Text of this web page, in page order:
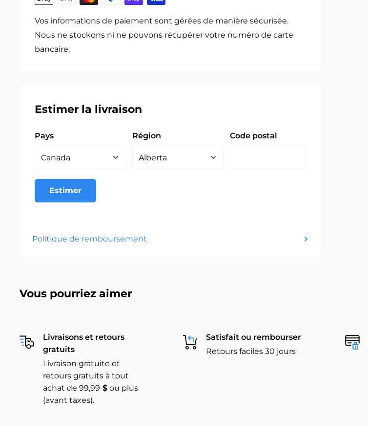
Vos informations de paiement sont gérées de manière sécurisée.
Nous ne stockons ni ne pouvons récupérer votre numéro de carte
bancaire.
Estimer la livraison
Pays Région Code postal
Estimer
Politique de remboursement
Vous pourriez aimer
Livraisons et retours
gratuits
Livraison gratuite et
retours gratuits à tout
achat de 99,99 $ ou plus
(avant taxes).
Satisfait ou rembourser
Retours faciles 30 jours